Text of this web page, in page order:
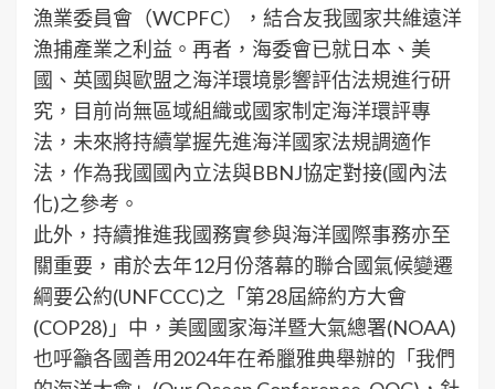
漁業委員會（WCPFC），結合友我國家共維遠洋
漁捕產業之利益。再者，海委會已就日本、美
國、英國與歐盟之海洋環境影響評估法規進行研
究，目前尚無區域組織或國家制定海洋環評專
法，未來將持續掌握先進海洋國家法規調適作
法，作為我國國內立法與BBNJ協定對接(國內法
化)之參考。
此外，持續推進我國務實參與海洋國際事務亦至
關重要，甫於去年12月份落幕的聯合國氣候變遷
綱要公約(UNFCCC)之「第28屆締約方大會
(COP28)」中，美國國家海洋暨大氣總署(NOAA)
也呼籲各國善用2024年在希臘雅典舉辦的「我們